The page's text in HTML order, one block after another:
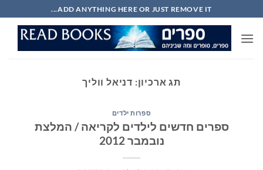
to
content
ADD ANYTHING HERE OR JUST REMOVE IT...
תג ארכיון: דניאל ווליך
ספרות ילדים
ספרים חדשים לילדים לקריאה / המלצת
נובמבר 2012